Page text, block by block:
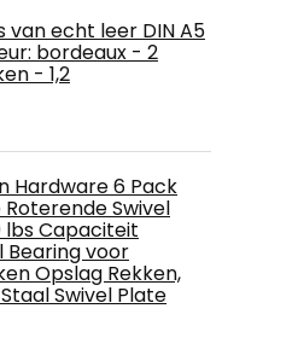
van echt leer DIN A5
bordeaux - 2
- 1,2
Hardware 6 Pack
Swivel
lbs Capaciteit
Bearing voor
Opslag Rekken,
Swivel Plate